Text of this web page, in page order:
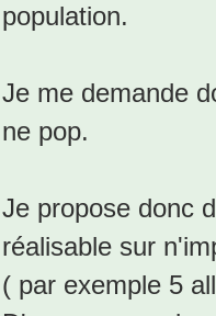
population.
Je me demande
ne pop.
Je propose donc
réalisable sur
( par exemple 5